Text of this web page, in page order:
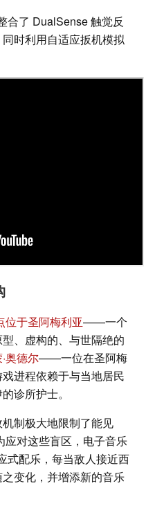
合了 DualSense 触觉反
时利用自适应扳机模拟
位于圣阿梅利亚——一个
、虚构的、与世隔绝的
奥德尔——一位在圣阿梅
进程依赖于与当地居民
诊所护士。
制极大地限制了能见
应对这些盲区，电子音乐
式配乐，每当敌人接近西
变化，并增添新的音乐